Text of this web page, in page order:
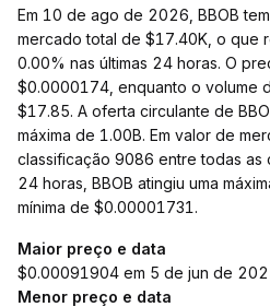
Em 10 de ago de 2026, BBOB
mercado total de $17.40K, o que
0.00% nas últimas 24 horas. O
$0.0000174, enquanto o volume
$17.85. A oferta circulante de
máxima de 1.00B. Em valor de
classificação 9086 entre todas as
24 horas, BBOB atingiu uma
mínima de $0.00001731.
Maior preço e data
$0.00091904 em 5 de jun de
Menor preço e data